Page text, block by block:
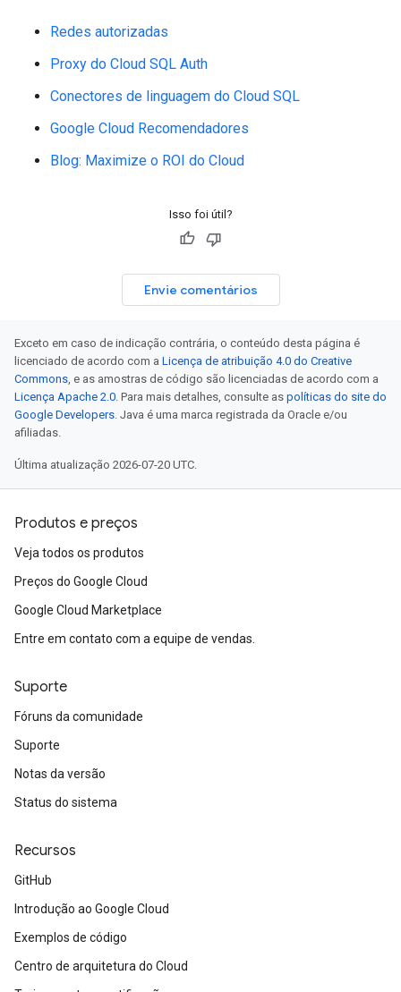
Redes autorizadas
Proxy do Cloud SQL Auth
Conectores de linguagem do Cloud SQL
Google Cloud Recomendadores
Blog: Maximize o ROI do Cloud
Isso foi útil?
Envie comentários
Exceto em caso de indicação contrária, o conteúdo desta página é
licenciado de acordo com a Licença de atribuição 4.0 do Creative
Commons, e as amostras de código são licenciadas de acordo com a
Licença Apache 2.0. Para mais detalhes, consulte as políticas do site do
Google Developers. Java é uma marca registrada da Oracle e/ou
afiliadas.
Última atualização 2026-07-20 UTC.
Produtos e preços
Veja todos os produtos
Preços do Google Cloud
Google Cloud Marketplace
Entre em contato com a equipe de vendas.
Suporte
Fóruns da comunidade
Suporte
Notas da versão
Status do sistema
Recursos
GitHub
Introdução ao Google Cloud
Exemplos de código
Centro de arquitetura do Cloud